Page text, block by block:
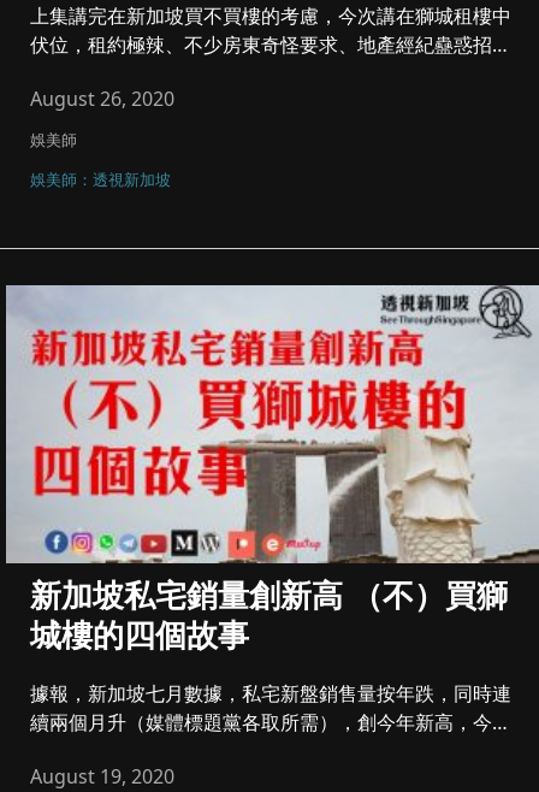
上集講完在新加坡買不買樓的考慮，今次講在獅城租樓中
伏位，租約極辣、不少房東奇怪要求、地產經紀蠱惑招，
August 26, 2020
娛美師
娛美師：透視新加坡
新加坡私宅銷量創新高 （不）買獅
城樓的四個故事
據報，新加坡七月數據，私宅新盤銷售量按年跌，同時連
續兩個月升（媒體標題黨各取所需），創今年新高，今次
August 19, 2020